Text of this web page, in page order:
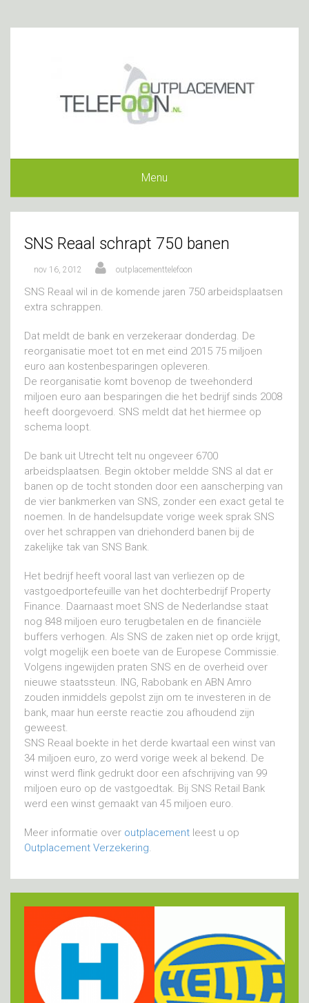
Menu
SNS Reaal schrapt 750 banen
nov 16, 2012 outplacementtelefoon
SNS Reaal wil in de komende jaren 750 arbeidsplaatsen
extra schrappen.
Dat meldt de bank en verzekeraar donderdag. De
reorganisatie moet tot en met eind 2015 75 miljoen
euro aan kostenbesparingen opleveren.
De reorganisatie komt bovenop de tweehonderd
miljoen euro aan besparingen die het bedrijf sinds 2008
heeft doorgevoerd. SNS meldt dat het hiermee op
schema loopt.
De bank uit Utrecht telt nu ongeveer 6700
arbeidsplaatsen. Begin oktober meldde SNS al dat er
banen op de tocht stonden door een aanscherping van
de vier bankmerken van SNS, zonder een exact getal te
noemen. In de handelsupdate vorige week sprak SNS
over het schrappen van driehonderd banen bij de
zakelijke tak van SNS Bank.
Het bedrijf heeft vooral last van verliezen op de
vastgoedportefeuille van het dochterbedrijf Property
Finance. Daarnaast moet SNS de Nederlandse staat
nog 848 miljoen euro terugbetalen en de financiële
buffers verhogen. Als SNS de zaken niet op orde krijgt,
volgt mogelijk een boete van de Europese Commissie.
Volgens ingewijden praten SNS en de overheid over
nieuwe staatssteun. ING, Rabobank en ABN Amro
zouden inmiddels gepolst zijn om te investeren in de
bank, maar hun eerste reactie zou afhoudend zijn
geweest.
SNS Reaal boekte in het derde kwartaal een winst van
34 miljoen euro, zo werd vorige week al bekend. De
winst werd flink gedrukt door een afschrijving van 99
miljoen euro op de vastgoedtak. Bij SNS Retail Bank
werd een winst gemaakt van 45 miljoen euro.
Meer informatie over outplacement leest u op
Outplacement Verzekering.